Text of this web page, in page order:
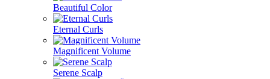
Beautiful Color
Eternal Curls
Magnificent Volume
Serene Scalp